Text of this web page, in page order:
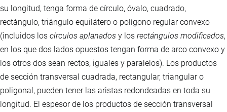
su longitud, tenga forma de círculo, óvalo, cuadrado,
rectángulo, triángulo equilátero o polígono regular convexo
(incluidos los círculos aplanados y los rectángulos modificados,
en los que dos lados opuestos tengan forma de arco convexo y
los otros dos sean rectos, iguales y paralelos). Los productos
de sección transversal cuadrada, rectangular, triangular o
poligonal, pueden tener las aristas redondeadas en toda su
longitud. El espesor de los productos de sección transversal